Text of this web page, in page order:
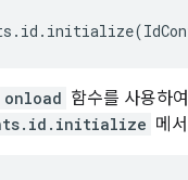
. id . initialize(
onload 함수를 사용하여
메